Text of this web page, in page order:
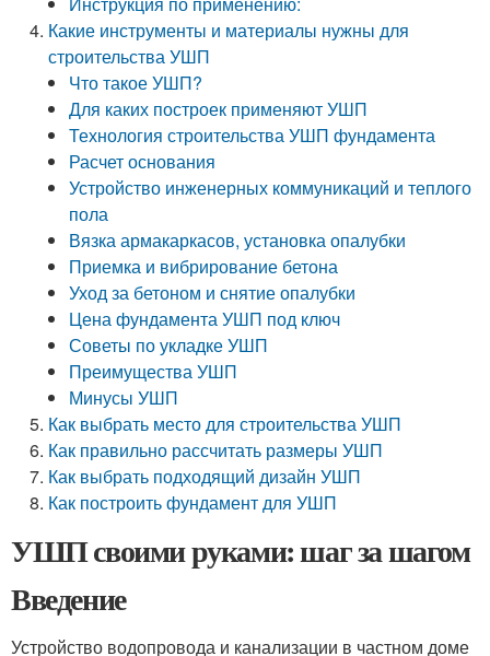
Какие инструменты и материалы нужны для
строительства УШП
Что такое УШП?
Для каких построек применяют УШП
Технология строительства УШП фундамента
Расчет основания
Устройство инженерных коммуникаций и теплого
пола
Вязка армакаркасов, установка опалубки
Приемка и вибрирование бетона
Уход за бетоном и снятие опалубки
Цена фундамента УШП под ключ
Советы по укладке УШП
Преимущества УШП
Минусы УШП
Как выбрать место для строительства УШП
Как правильно рассчитать размеры УШП
Как выбрать подходящий дизайн УШП
Как построить фундамент для УШП
УШП своими руками: шаг за шагом
Введение
Устройство водопровода и канализации в частном доме